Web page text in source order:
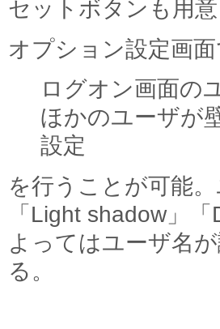
セットボタンも用意
オプション設定画
ログオン画面の
ほかのユーザが
設定
を行うことが可能
「Light shadow」
よってはユーザ名
る。